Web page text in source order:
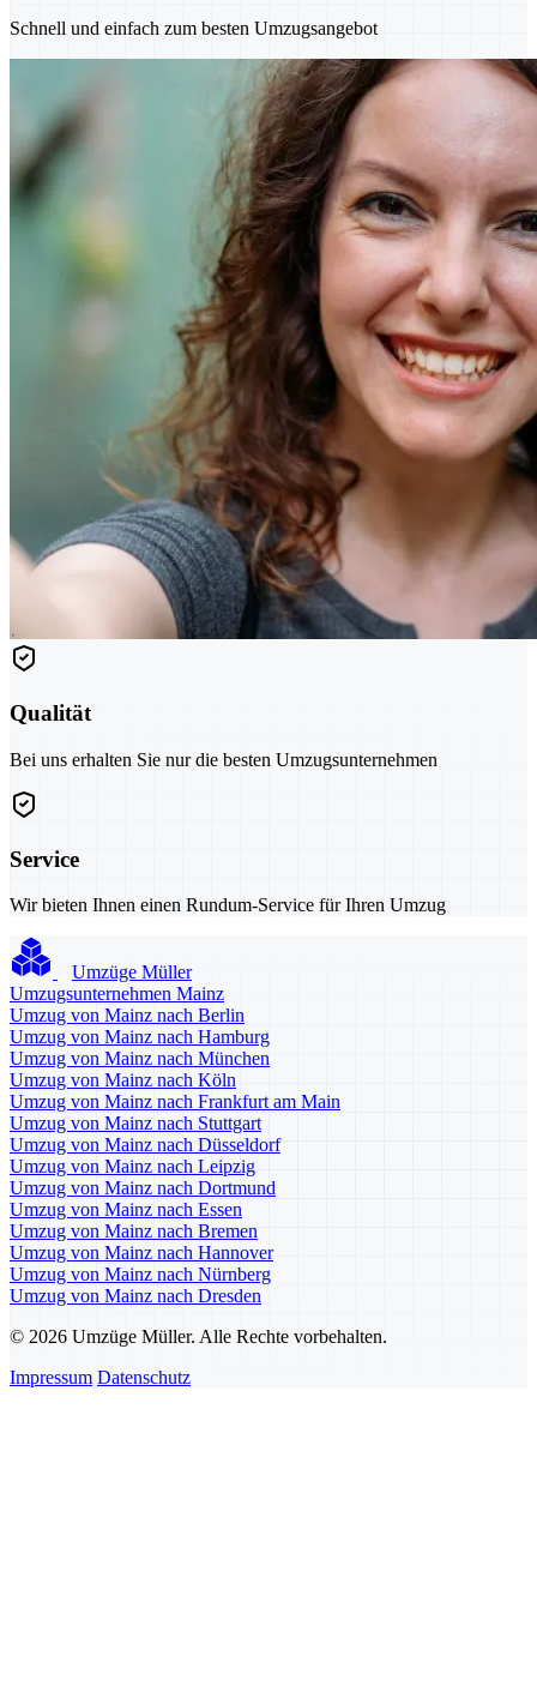
Schnell und einfach zum besten Umzugsangebot
Qualität
Bei uns erhalten Sie nur die besten Umzugsunternehmen
Service
Wir bieten Ihnen einen Rundum-Service für Ihren Umzug
Umzüge Müller
Umzugsunternehmen Mainz
Umzug von Mainz nach Berlin
Umzug von Mainz nach Hamburg
Umzug von Mainz nach München
Umzug von Mainz nach Köln
Umzug von Mainz nach Frankfurt am Main
Umzug von Mainz nach Stuttgart
Umzug von Mainz nach Düsseldorf
Umzug von Mainz nach Leipzig
Umzug von Mainz nach Dortmund
Umzug von Mainz nach Essen
Umzug von Mainz nach Bremen
Umzug von Mainz nach Hannover
Umzug von Mainz nach Nürnberg
Umzug von Mainz nach Dresden
© 2026 Umzüge Müller. Alle Rechte vorbehalten.
Impressum Datenschutz